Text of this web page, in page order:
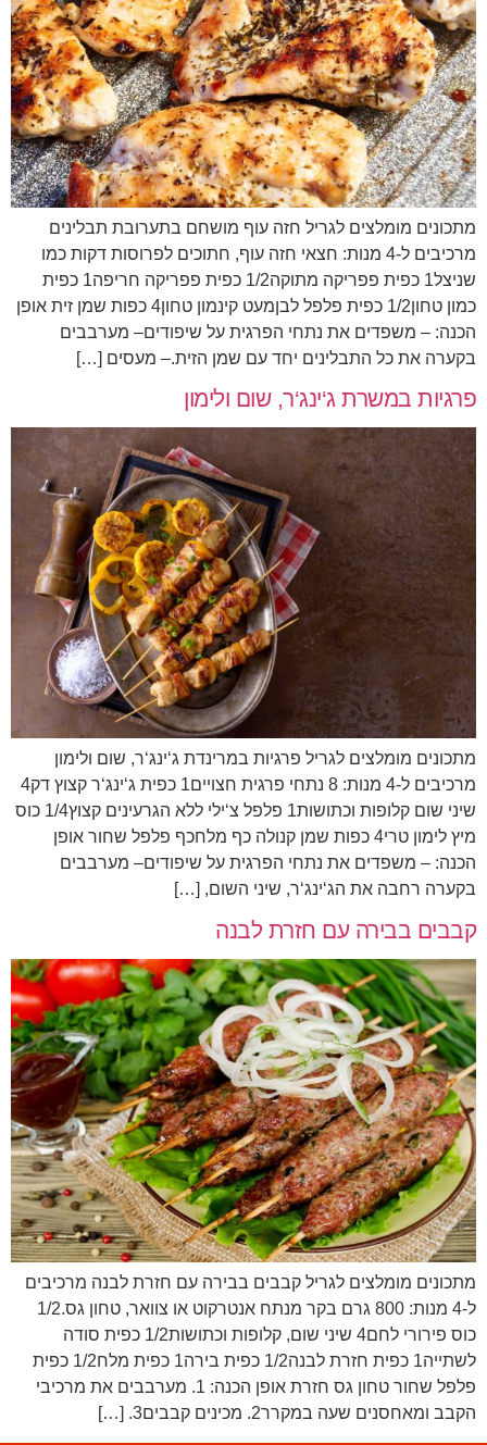
מתכונים מומלצים לגריל חזה עוף מושחם בתערובת תבלינים
מרכיבים ל-4 מנות: חצאי חזה עוף, חתוכים לפרוסות דקות כמו
שניצל1 כפית פפריקה מתוקה1/2 כפית פפריקה חריפה1 כפית
כמון טחון1/2 כפית פלפל לבןמעט קינמון טחון4 כפות שמן זית אופן
הכנה: – משפדים את נתחי הפרגית על שיפודים– מערבבים
בקערה את כל התבלינים יחד עם שמן הזית.– מעסים […]
פרגיות במשרת ג‘ינג‘ר, שום ולימון
מתכונים מומלצים לגריל פרגיות במרינדת ג‘ינג‘ר, שום ולימון
מרכיבים ל-4 מנות: 8 נתחי פרגית חצויים1 כפית ג‘ינג‘ר קצוץ דק4
שיני שום קלופות וכתושות1 פלפל צ‘ילי ללא הגרעינים קצוץ1/4 כוס
מיץ לימון טרי4 כפות שמן קנולה כף מלחכף פלפל שחור אופן
הכנה: – משפדים את נתחי הפרגית על שיפודים– מערבבים
בקערה רחבה את הג‘ינג‘ר, שיני השום, […]
קבבים בבירה עם חזרת לבנה
מתכונים מומלצים לגריל קבבים בבירה עם חזרת לבנה מרכיבים
ל-4 מנות: 800 גרם בקר מנתח אנטרקוט או צוואר, טחון גס.1/2
כוס פירורי לחם4 שיני שום, קלופות וכתושות1/2 כפית סודה
לשתייה1 כפית חזרת לבנה1/2 כפית בירה1 כפית מלח1/2 כפית
פלפל שחור טחון גס חזרת אופן הכנה: 1. מערבבים את מרכיבי
הקבב ומאחסנים שעה במקרר2. מכינים קבבים3. […]